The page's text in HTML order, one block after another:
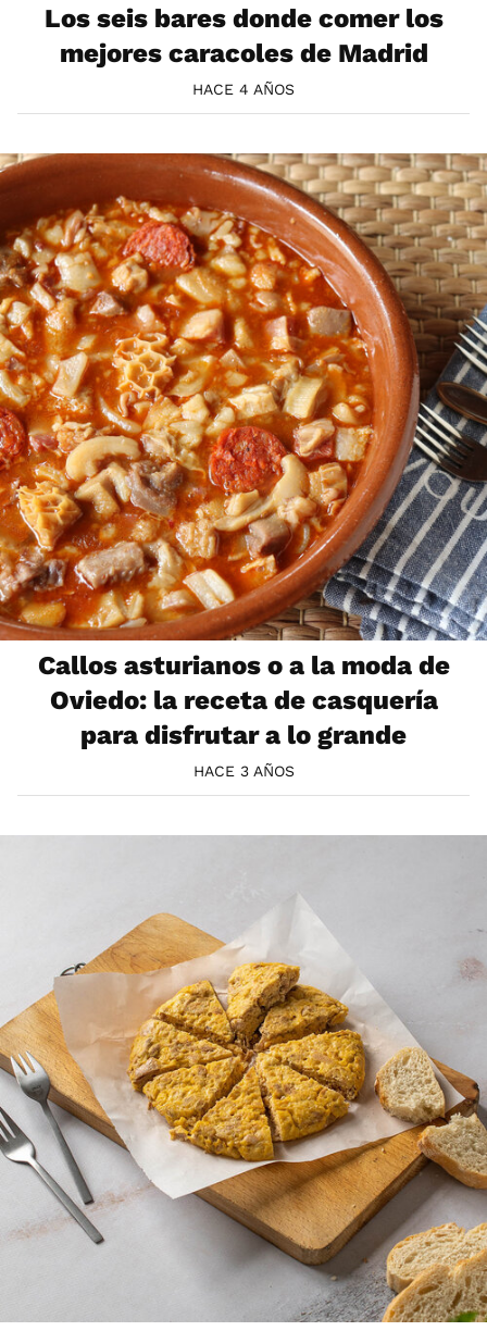
Los seis bares donde comer los
mejores caracoles de Madrid
HACE 4 AÑOS
Callos asturianos o a la moda de
Oviedo: la receta de casquería
para disfrutar a lo grande
HACE 3 AÑOS